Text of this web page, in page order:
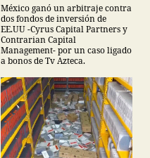
México ganó un arbitraje contra
dos fondos de inversión de
EE.UU -Cyrus Capital Partners y
Contrarian Capital
Management- por un caso ligado
a bonos de Tv Azteca.